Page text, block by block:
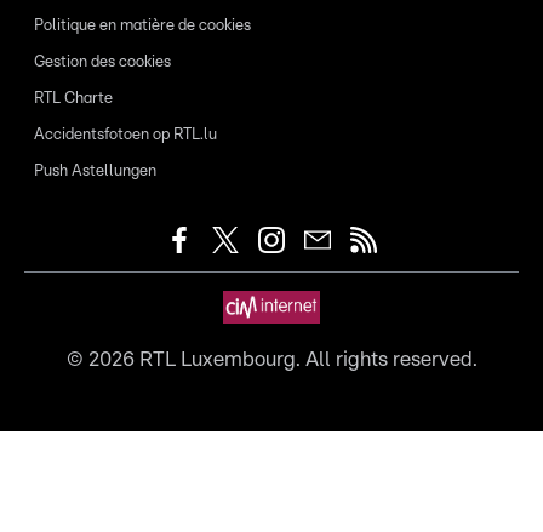
Politique en matière de cookies
Gestion des cookies
RTL Charte
Accidentsfotoen op RTL.lu
Push Astellungen
© 2026RTL Luxembourg. All rights reserved.